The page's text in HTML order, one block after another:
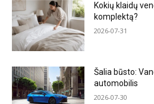
Kokių klaidų
komplektą?
2026-07-31
Šalia būsto:
automobilis
2026-07-30